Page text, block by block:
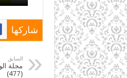
شاركها
السابق
مجلة
(477)